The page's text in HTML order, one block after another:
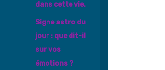
dans cette vie.
Signe astro du
jour : que dit-il
sur vos
émotions ?